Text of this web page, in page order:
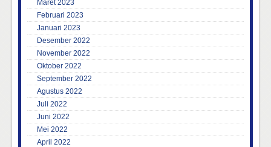
Maret 2023
Februari 2023
Januari 2023
Desember 2022
November 2022
Oktober 2022
September 2022
Agustus 2022
Juli 2022
Juni 2022
Mei 2022
April 2022